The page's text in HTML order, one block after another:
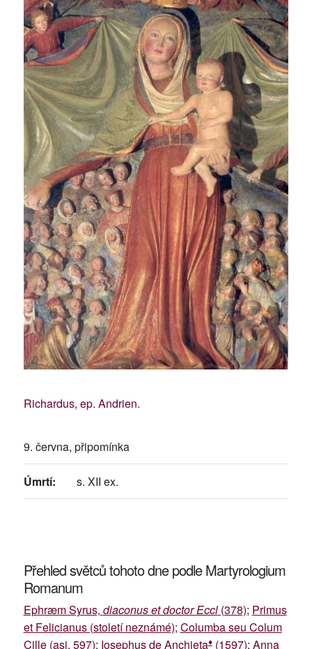
Richardus, ep. Andrien.
9. června, připomínka
Úmrtí: s. XII ex.
Přehled světců tohoto dne podle Martyrologium
Romanum
Ephræm Syrus, diaconus et doctor Eccl(378); Primus
et Felicianus (století neznámé); Columba seu Colum
Cille (asi. 597); Iosephus de Anchieta♦(1597); Anna